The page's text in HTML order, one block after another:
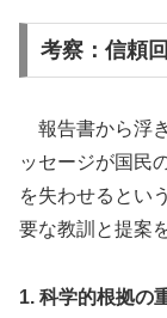
考察：信頼
報告書から浮
ッセージが国民
を失わせるとい
要な教訓と提案
1. 科学的根拠の